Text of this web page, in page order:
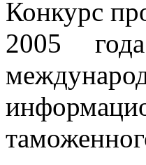
Конкурс
2005